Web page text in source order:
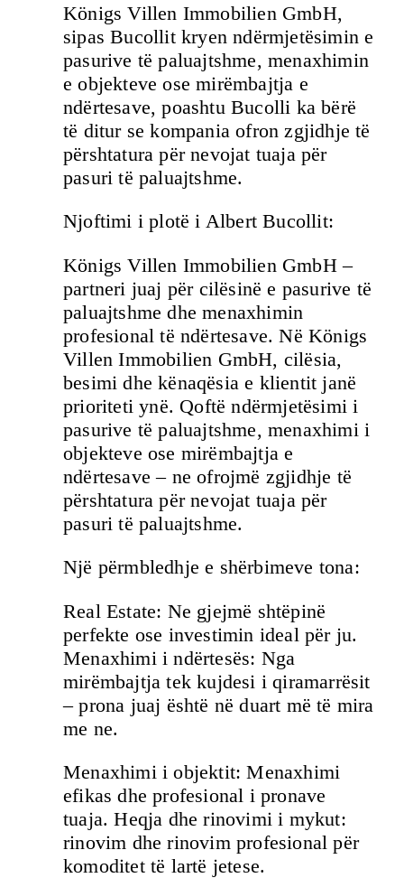
Königs Villen Immobilien GmbH,
sipas Bucollit kryen ndërmjetësimin e
pasurive të paluajtshme, menaxhimin
e objekteve ose mirëmbajtja e
ndërtesave, poashtu Bucolli ka bërë
të ditur se kompania ofron zgjidhje të
përshtatura për nevojat tuaja për
pasuri të paluajtshme.
Njoftimi i plotë i Albert Bucollit:
Königs Villen Immobilien GmbH –
partneri juaj për cilësinë e pasurive të
paluajtshme dhe menaxhimin
profesional të ndërtesave. Në Königs
Villen Immobilien GmbH, cilësia,
besimi dhe kënaqësia e klientit janë
prioriteti ynë. Qoftë ndërmjetësimi i
pasurive të paluajtshme, menaxhimi i
objekteve ose mirëmbajtja e
ndërtesave – ne ofrojmë zgjidhje të
përshtatura për nevojat tuaja për
pasuri të paluajtshme.
Një përmbledhje e shërbimeve tona:
Real Estate: Ne gjejmë shtëpinë
perfekte ose investimin ideal për ju.
Menaxhimi i ndërtesës: Nga
mirëmbajtja tek kujdesi i qiramarrësit
– prona juaj është në duart më të mira
me ne.
Menaxhimi i objektit: Menaxhimi
efikas dhe profesional i pronave
tuaja. Heqja dhe rinovimi i mykut:
rinovim dhe rinovim profesional për
komoditet të lartë jetese.